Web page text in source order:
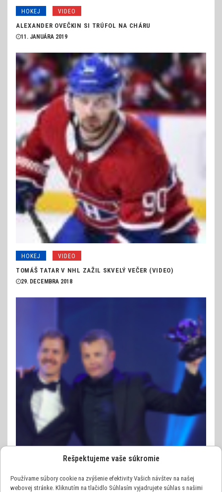
Rešpektujeme vaše súkromie
Používame súbory cookie na zvýšenie efektivity Vašich návštev na našej
webovej stránke. Kliknutím na tlačidlo Súhlasím vyjadrujete súhlas s našimi
HOKEJ VIDEO
ALEXANDER OVEČKIN SI TRÚFOL NA CHÁRU
11. JANUÁRA 2019
HOKEJ VIDEO
TOMÁŠ TATAR V NHL ZAŽIL SKVELÝ VEČER (VIDEO)
29. DECEMBRA 2018